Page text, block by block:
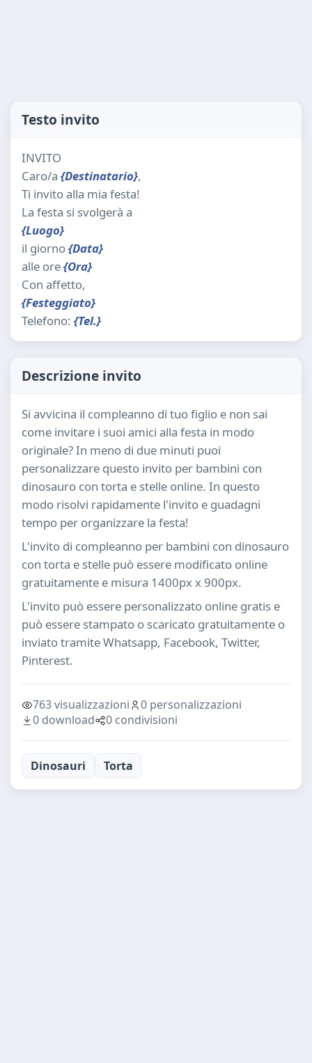
Testo invito
INVITO
Caro/a {Destinatario},
Ti invito alla mia festa!
La festa si svolgerà a
{Luogo}
il giorno{Data}
alle ore{Ora}
Con affetto,
{Festeggiato}
Telefono: {Tel.}
Descrizione invito
Si avvicina il compleanno di tuo figlio e non sai
come invitare i suoi amici alla festa in modo
originale? In meno di due minuti puoi
personalizzare questo invito per bambini con
dinosauro con torta e stelle online. In questo
modo risolvi rapidamente l'invito e guadagni
tempo per organizzare la festa!
L'invito di compleanno per bambini con dinosauro
con torta e stelle può essere modificato online
gratuitamente e misura 1400px x 900px.
L'invito può essere personalizzato online gratis e
può essere stampato o scaricato gratuitamente o
inviato tramite Whatsapp, Facebook, Twitter,
Pinterest.
763 visualizzazioni
0 personalizzazioni
0 download
0 condivisioni
Dinosauri Torta